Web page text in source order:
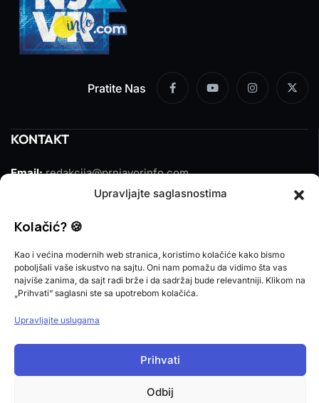
Upravljajte saglasnostima
Kolačić? 🍪
Kao i većina modernih web stranica, koristimo kolačiće kako bismo
poboljšali vaše iskustvo na sajtu. Oni nam pomažu da vidimo šta vas
najviše zanima, da sajt radi brže i da sadržaj bude relevantniji. Klikom na
„Prihvati“ saglasni ste sa upotrebom kolačića.
Upravljajte uslugama
Prihvati
Odbij
Pratite Nas
KONTAKT
Email: redakcija@prnjavorinfo.com
(+387)065 609 937
Email: marketing@prnjavorinfo.com
Telefon: (+387)065 955 355
Imate vijest za nas? Javite nam se na
redakcija@prnjavorinfo.com